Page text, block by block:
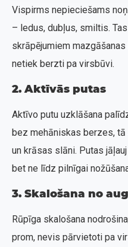
Vispirms nepieciešams
– ledus, dubļus, smiltis.
skrāpējumiem
netiek berzti pa virsbūvi.
2. Aktīvās putas
Aktīvo putu uzklāšana
bez mehāniskas berzes,
un krāsas slāni. Putas
bet ne līdz pilnīgai
3. Skalošana no
Rūpīga skalošana
prom, nevis pārvietoti pa